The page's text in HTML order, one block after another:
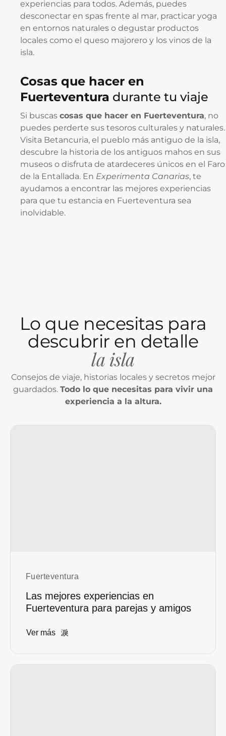
experiencias para todos. Además, puedes
desconectar en spas frente al mar, practicar yoga
en entornos naturales o degustar productos
locales como el queso majorero y los vinos de la
isla.
Cosas que hacer en
Fuerteventura durante tu viaje
Si buscas cosas que hacer en Fuerteventura, no
puedes perderte sus tesoros culturales y naturales.
Visita Betancuria, el pueblo más antiguo de la isla,
descubre la historia de los antiguos mahos en sus
museos o disfruta de atardeceres únicos en el Faro
de la Entallada. En Experimenta Canarias, te
ayudamos a encontrar las mejores experiencias
para que tu estancia en Fuerteventura sea
inolvidable.
Lo que necesitas para
descubrir en detalle
la isla
Consejos de viaje, historias locales y secretos mejor
guardados. Todo lo que necesitas para vivir una
experiencia a la altura.
Fuerteventura
Las mejores experiencias en
Fuerteventura para parejas y amigos
Ver más